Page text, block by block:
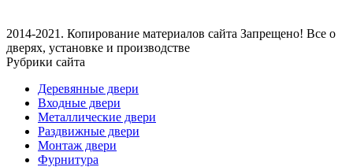
2014-2021. Копирование материалов сайта Запрещено! Все о
дверях, установке и производстве
Рубрики сайта
Деревянные двери
Входные двери
Металлические двери
Раздвижные двери
Монтаж двери
Фурнитура